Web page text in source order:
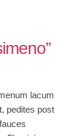
lacum
pedites post